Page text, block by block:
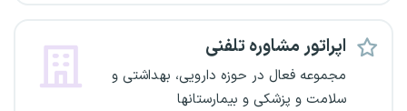
اپراتور مشاوره تلفنی
مجموعه فعال در حوزه دارویی، بهداشتی و
سلامت و پزشکی و بیمارستانها